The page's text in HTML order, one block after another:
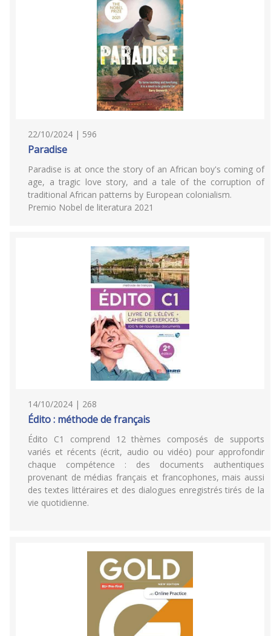
22/10/2024 | 596
Paradise
Paradise is at once the story of an African boy's coming of
age, a tragic love story, and a tale of the corruption of
traditional African patterns by European colonialism.
Premio Nobel de literatura 2021
14/10/2024 | 268
Édito : méthode de français
Édito C1 comprend 12 thèmes composés de supports
variés et récents (écrit, audio ou vidéo) pour approfondir
chaque compétence : des documents authentiques
provenant de médias français et francophones, mais aussi
des textes littéraires et des dialogues enregistrés tirés de la
vie quotidienne.